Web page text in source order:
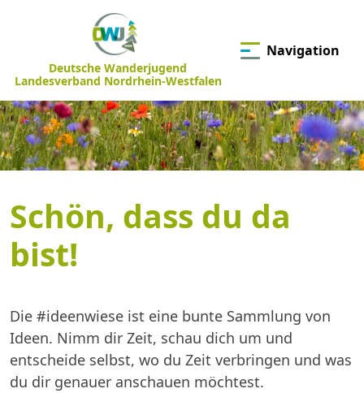
Deutsche Wanderjugend
Landesverband Nordrhein-Westfalen
Navigation
Schön, dass du da
bist!
Die #ideenwiese ist eine bunte Sammlung von
Ideen. Nimm dir Zeit, schau dich um und
entscheide selbst, wo du Zeit verbringen und was
du dir genauer anschauen möchtest.